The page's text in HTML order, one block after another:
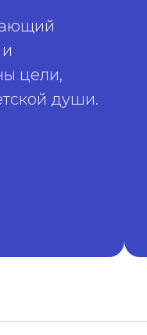
цели,
души.